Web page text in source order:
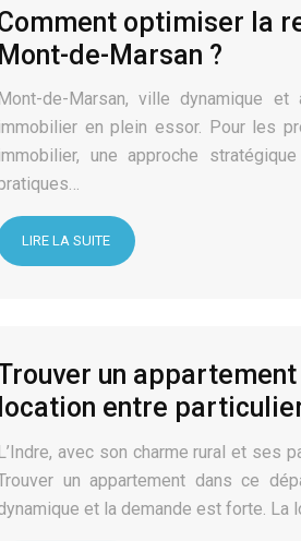
optimiser la
Mont-de-Marsan ?
Mont-de-Marsan, ville dynamique
en plein essor. Pour les
une approche
LIRE LA SUITE
un
location entre
avec son charme rural et ses
un appartement dans ce
et la demande est forte. La